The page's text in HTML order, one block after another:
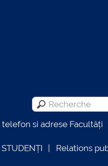
telefon si adrese Facultăți
Relations